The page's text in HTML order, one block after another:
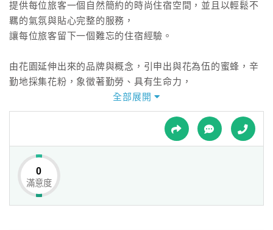
特
色
民
球
網
提供每位旅客一個自然簡約的時尚住宿空間，並且以輕鬆不
羈的氣氛與貼心完整的服務，
讓每位旅客留下一個難忘的住宿經驗。
由花園延伸出來的品牌與概念，引申出與花為伍的蜜蜂，辛
勤地採集花粉，象徵著勤勞、具有生命力，
宛如充滿熱情的各地旅人，忙碌事業或是四處旅行，飛 來飛
去終究歸巢。
「蜂巢」一個嶄新的品牌，北歐簡約的調性、舒適溫馨的氛
迎接著各地疲憊的旅客，猶如歸巢回家的溫暖，入住感到身
心舒暢。
蜂巢(台北車站館)整體設計運用了暖色調對比，畫龍點睛的
全部展開
0
滿意度